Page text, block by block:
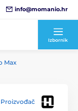
info@momanio.hr
Izbornik
Max
Proizvođač